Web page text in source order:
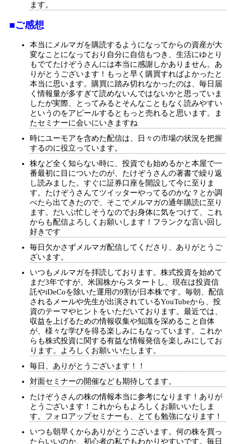
ます。
■ご感想
本当にメルマガを購読するようになってからの資産が大
変なことになっており自分に自信もつき、生活にゆとり
もでてたけぞうさんには本当に感謝しかありません。あ
りがとうございます！もっと早く購買すればよかったと
本当に思います。購買に踏み切れなかったのは、毎日届
く情報量が多すぎて読めないんではないかと思っていま
したが実際、とってみるとそんなこともなく読みやすい
というのをアピールするともっと売れると思います。ま
たセミナーに会いにいきますね
時にユーモアを含めた配信は、日々の市場の状況を把握
するのに役立っています。
株など全く知らない時に、投資でも始めるかと本屋で一
番最初に目についたのが、たけぞうさんの著書で繰り返
し読みました。すぐに証券口座を開設して今に至りま
す。たけぞうさんてツイッターやってるのかな？とか調
べたら出てきたので、そこでメルマガの通年購読に至り
ます。だいぶ忙しそうなのでお身体に気をつけて、これ
からも配信よろしくお願いします！フランクな言い回し
好きです
毎日欠かさずメルマガ配信してくださり、ありがとうご
ざいます。
いつもメルマガを拝読しております。株式投資を始めて
まだ3年ですが、米国株からスタートし、現在は投資信
託やiDeCoを除いた運用の9割が日本株です。毎朝、配信
されるメールや先生が出演されているYouTubeから、投
資のテーマやヒントをいただいております。最近では、
収益を上げるための情報収集や知識を深めること自体
が、様々な学びを得る楽しみにもなっています。これか
らも株式投資に関する有益な情報発信を楽しみにしてお
ります。よろしくお願いいたします。
毎日、ありがとうございます！！
対面セミナーの開催なども期待してます。
たけぞうさんの株の情報本当に参考になります！ありが
とうございます！これからもよろしくお願いいたしま
す。フォロアップセミナーも、とても勉強になります！
いつも朝早くからありがとうございます。何の株を買っ
たらいいのか、初心者の私でもわかりやすいです。毎日